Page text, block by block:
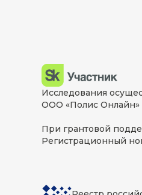
Исследования
ООО «Полис Онлайн»
При грантовой
Регистрационный